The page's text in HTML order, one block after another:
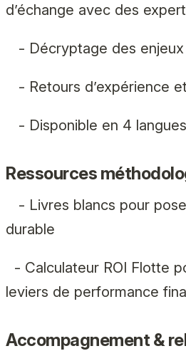
d’échange avec des
- Décryptage des
- Retours d’expérience
- Disponible en 4
Ressources
- Livres blancs pour
durable
- Calculateur ROI Flotte
leviers de performance
Accompagnement &